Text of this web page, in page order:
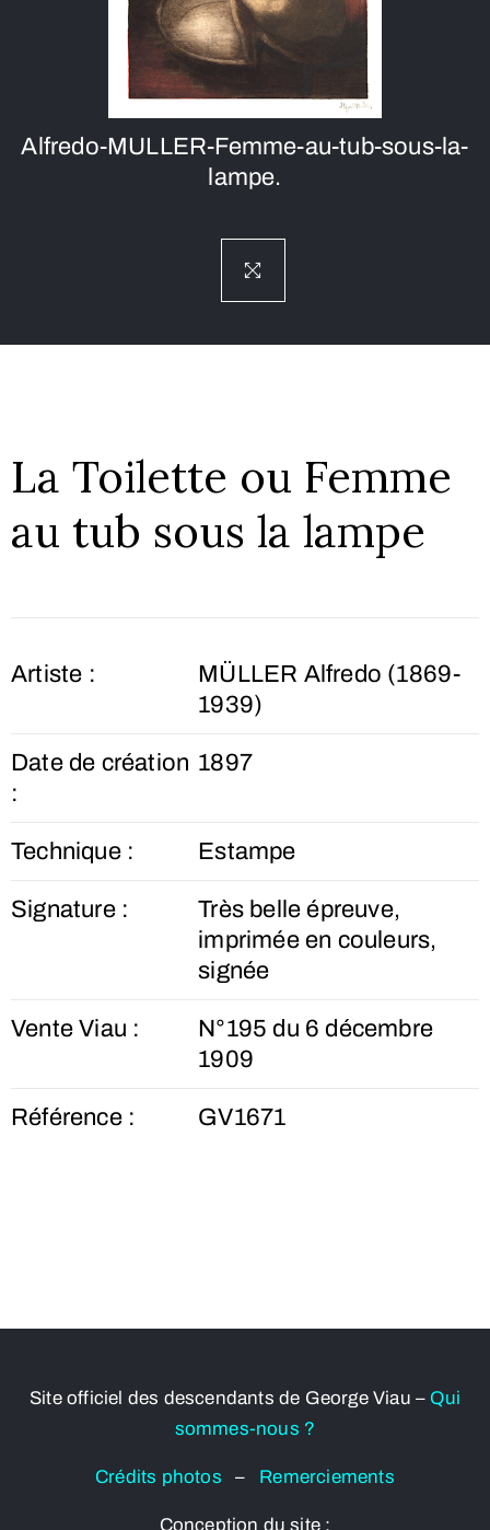
Alfredo-MULLER-Femme-au-tub-sous-la-
lampe.
La Toilette ou Femme
au tub sous la lampe
Artiste :
MÜLLER Alfredo (1869-
1939)
Date de création
:
1897
Technique : Estampe
Signature :
Très belle épreuve,
imprimée en couleurs,
signée
Vente Viau :
N°195 du 6 décembre
1909
Référence : GV1671
Site officiel des descendants de George Viau – Qui
sommes-nous ?
Crédits photos– Remerciements
Conception du site :